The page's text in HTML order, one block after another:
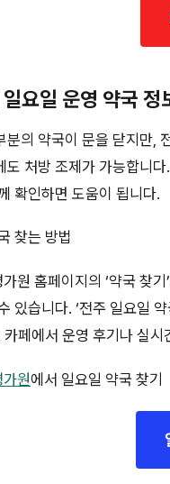
요일 운영 약국 정
분의 약국이 문을 닫지만,
도 처방 조제가 가능합니
확인하면 도움이 됩니다.
찾는 방법
원 홈페이지의 ‘약국 찾
있습니다. ‘전주 일요일
페에서 운영 후기나 실시
원에서 일요일 약국 찾기